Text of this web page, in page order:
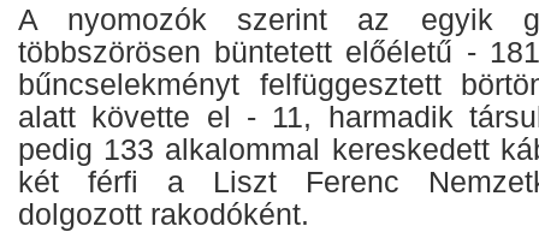
A nyomozók szerint az egyik
többszörösen büntetett előéletű -
bűncselekményt felfüggesztett
alatt követte el - 11, harmadik
pedig 133 alkalommal kereskedett
két férfi a Liszt Ferenc
dolgozott rakodóként.